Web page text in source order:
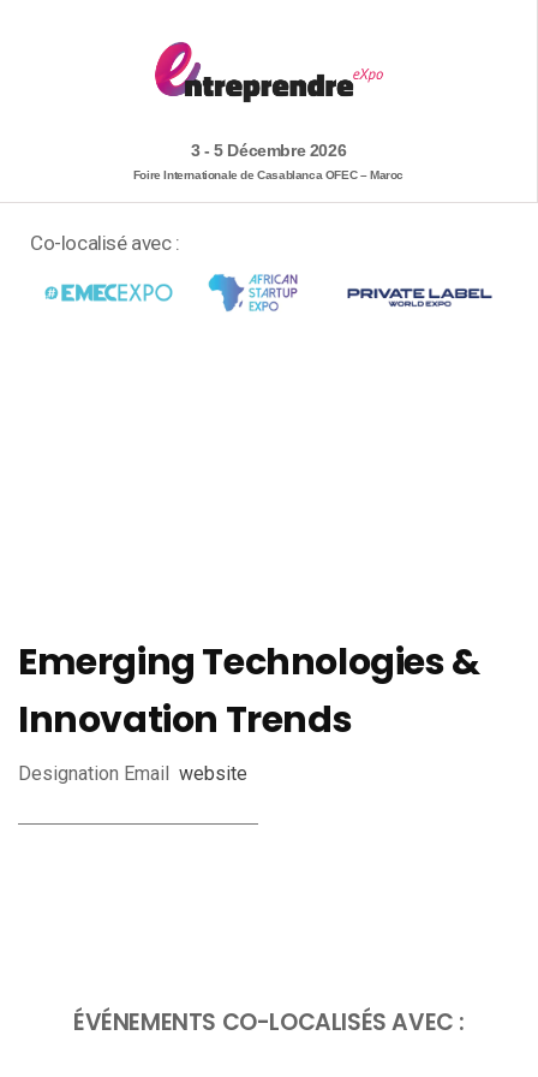
3 - 5 Décembre 2026
Foire Internationale de Casablanca OFEC – Maroc
Co-localisé avec :
Emerging Technologies &
Innovation Trends
Designation Email website
ÉVÉNEMENTS CO-LOCALISÉS AVEC :